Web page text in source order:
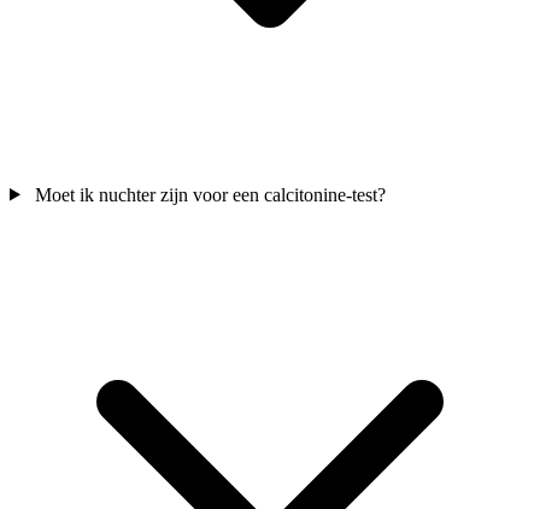
Moet ik nuchter zijn voor een calcitonine-test?